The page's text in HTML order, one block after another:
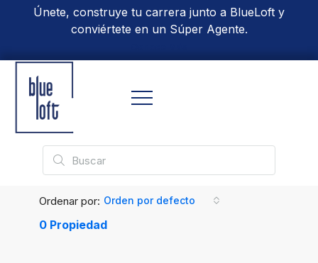
Únete, construye tu carrera junto a BlueLoft y
conviértete en un Súper Agente.
0 Propiedad
Ordenar por: Orden por defecto